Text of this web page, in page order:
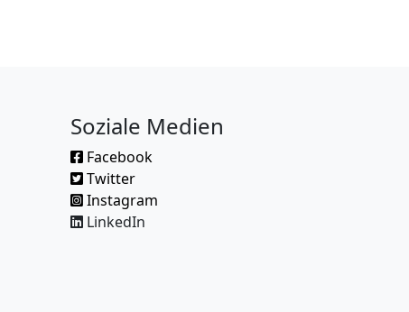
Soziale Medien
Facebook
Twitter
Instagram
LinkedIn